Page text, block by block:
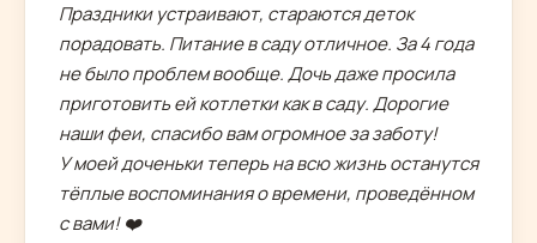
Праздники устраивают, стараются деток
порадовать. Питание в саду отличное. За 4 года
не было проблем вообще. Дочь даже просила
приготовить ей котлетки как в саду. Дорогие
наши феи, спасибо вам огромное за заботу!
У моей доченьки теперь на всю жизнь останутся
тёплые воспоминания о времени, проведённом
с вами! ❤️